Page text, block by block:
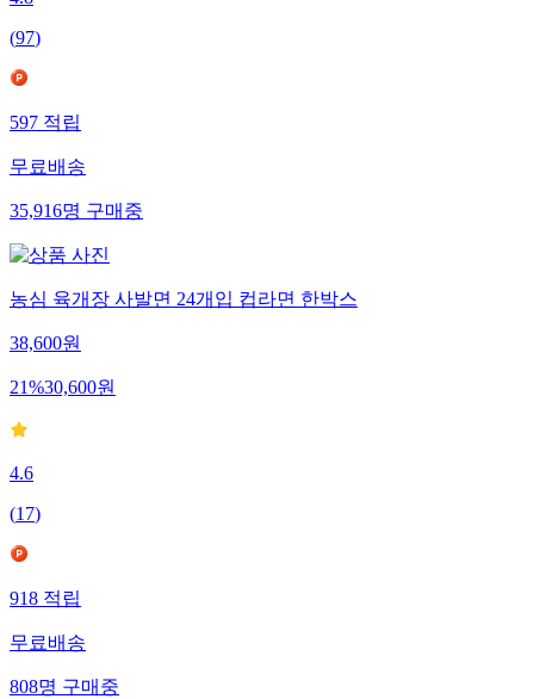
(97)
597 적립
무료배송
35,916명 구매중
농심 육개장 사발면 24개입 컵라면 한박스
38,600원
21%30,600원
4.6
(17)
918 적립
무료배송
808명 구매중